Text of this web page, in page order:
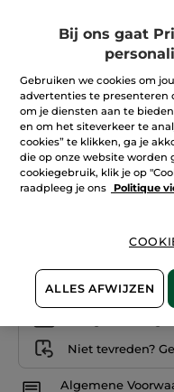
3.7
de
sterren.
Lees
reviews.
Bezorging vanaf
Niet tevreden?
Algemene
Bij ons gaat
Gebruiken we cookies om
advertenties te presenteren
om je diensten aan te
en om het siteverkeer te
cookies” te klikken, ga je
die op onze website worden
cookiegebruik, klik je op
raadpleeg je ons
Politique
ALLES AFWIJZEN